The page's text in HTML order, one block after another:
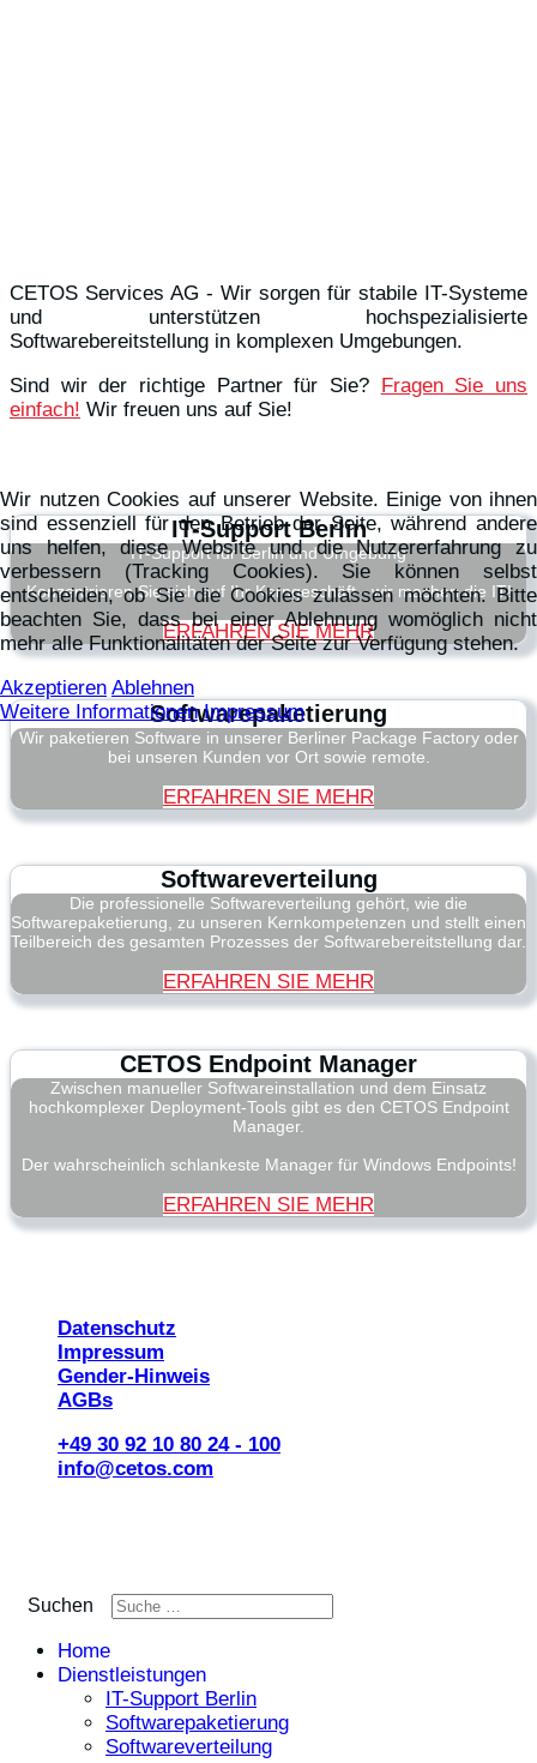
CETOS Services AG - Wir sorgen für stabile IT-Systeme
und unterstützen hochspezialisierte
Softwarebereitstellung in komplexen Umgebungen.
Sind wir der richtige Partner für Sie? Fragen Sie uns
einfach! Wir freuen uns auf Sie!
IT-Support Berlin
IT-Support für Berlin und Umgebung
Konzentrieren Sie sich auf Ihr Kerngeschäft - wir machen die IT!
ERFAHREN SIE MEHR
Softwarepaketierung
Wir paketieren Software in unserer Berliner Package Factory oder
bei unseren Kunden vor Ort sowie remote.
ERFAHREN SIE MEHR
Softwareverteilung
Die professionelle Softwareverteilung gehört, wie die
Softwarepaketierung, zu unseren Kernkompetenzen und stellt einen
Teilbereich des gesamten Prozesses der Softwarebereitstellung dar.
ERFAHREN SIE MEHR
CETOS Endpoint Manager
Zwischen manueller Softwareinstallation und dem Einsatz
hochkomplexer Deployment-Tools gibt es den CETOS Endpoint
Manager.
Der wahrscheinlich schlankeste Manager für Windows Endpoints!
ERFAHREN SIE MEHR
Datenschutz
Impressum
Gender-Hinweis
AGBs
+49 30 92 10 80 24 - 100
info@cetos.com
Suchen
Home
Dienstleistungen
IT-Support Berlin
Softwarepaketierung
Softwareverteilung
Wir nutzen Cookies auf unserer Website. Einige von ihnen
sind essenziell für den Betrieb der Seite, während andere
uns helfen, diese Website und die Nutzererfahrung zu
verbessern (Tracking Cookies). Sie können selbst
entscheiden, ob Sie die Cookies zulassen möchten. Bitte
beachten Sie, dass bei einer Ablehnung womöglich nicht
mehr alle Funktionalitäten der Seite zur Verfügung stehen.
Akzeptieren Ablehnen
Weitere Informationen Impressum